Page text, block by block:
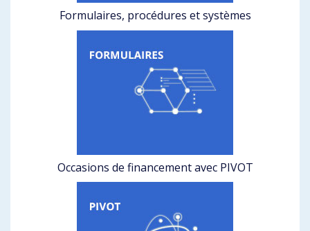
Formulaires, procédures et systèmes
Occasions de financement avec PIVOT